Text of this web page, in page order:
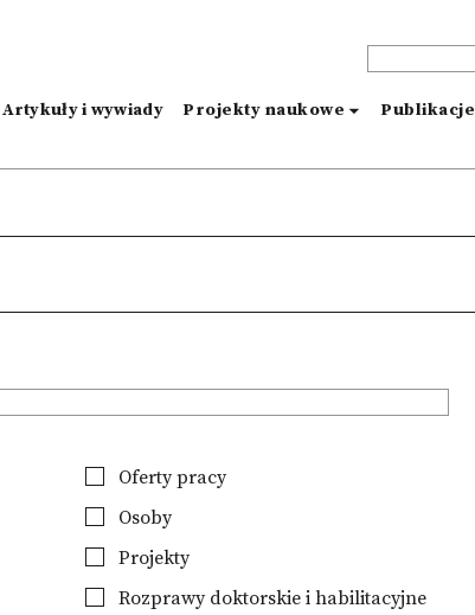
Artykuły i wywiady Projekty naukowe Publikacje
Oferty pracy
Osoby
Projekty
Rozprawy doktorskie i habilitacyjne